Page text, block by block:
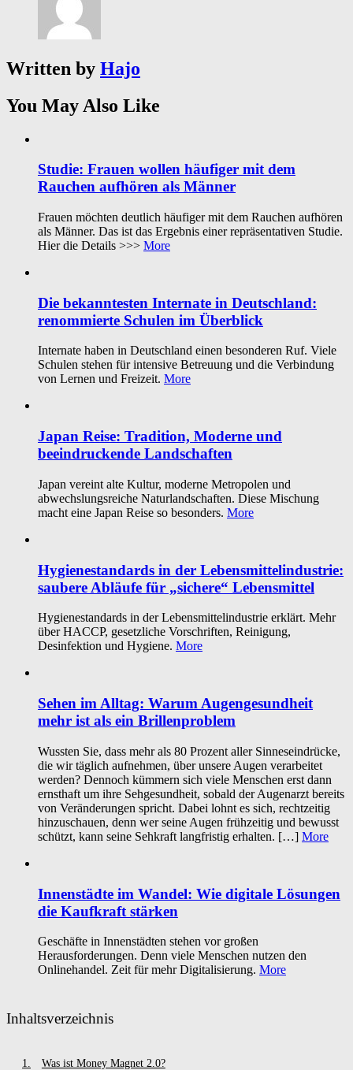
Written by Hajo
You May Also Like
Studie: Frauen wollen häufiger mit dem
Rauchen aufhören als Männer
Frauen möchten deutlich häufiger mit dem Rauchen aufhören
als Männer. Das ist das Ergebnis einer repräsentativen Studie.
Hier die Details >>> More
Die bekanntesten Internate in Deutschland:
renommierte Schulen im Überblick
Internate haben in Deutschland einen besonderen Ruf. Viele
Schulen stehen für intensive Betreuung und die Verbindung
von Lernen und Freizeit. More
Japan Reise: Tradition, Moderne und
beeindruckende Landschaften
Japan vereint alte Kultur, moderne Metropolen und
abwechslungsreiche Naturlandschaften. Diese Mischung
macht eine Japan Reise so besonders. More
Hygienestandards in der Lebensmittelindustrie:
saubere Abläufe für „sichere“ Lebensmittel
Hygienestandards in der Lebensmittelindustrie erklärt. Mehr
über HACCP, gesetzliche Vorschriften, Reinigung,
Desinfektion und Hygiene. More
Sehen im Alltag: Warum Augengesundheit
mehr ist als ein Brillenproblem
Wussten Sie, dass mehr als 80 Prozent aller Sinneseindrücke,
die wir täglich aufnehmen, über unsere Augen verarbeitet
werden? Dennoch kümmern sich viele Menschen erst dann
ernsthaft um ihre Sehgesundheit, sobald der Augenarzt bereits
von Veränderungen spricht. Dabei lohnt es sich, rechtzeitig
hinzuschauen, denn wer seine Augen frühzeitig und bewusst
schützt, kann seine Sehkraft langfristig erhalten. […] More
Innenstädte im Wandel: Wie digitale Lösungen
die Kaufkraft stärken
Geschäfte in Innenstädten stehen vor großen
Herausforderungen. Denn viele Menschen nutzen den
Onlinehandel. Zeit für mehr Digitalisierung. More
Inhaltsverzeichnis
Was ist Money Magnet 2.0?